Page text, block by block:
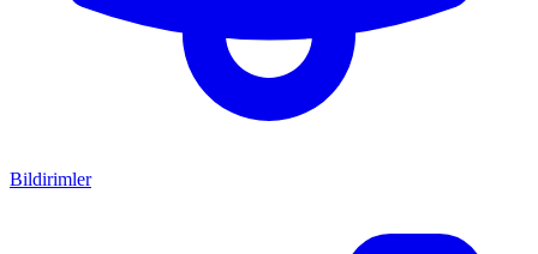
Bildirimler